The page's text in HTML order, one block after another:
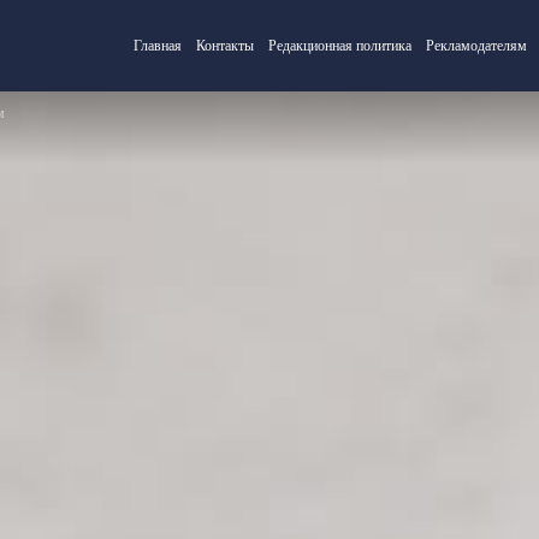
Главная Контакты Редакционная политика Рекламодателям